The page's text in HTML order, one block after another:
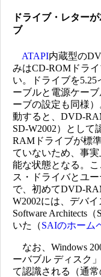
ドライブ・レター
ブ
ATAPI内蔵型の
みはCD-ROMドラ
い。ドライブを
ーブルと電源ケー
ーブの設定も同様
動すると、DVD-
SD-W2002）として
RAMドライブが標
ていないため、事
能な状態となる。
ス・ドライバとユ
で、初めてDVD-
W2002には、デバ
Software Architects
いた（SAIのホーム
なお、Windows
ーバブル ディスク
て認識される（通